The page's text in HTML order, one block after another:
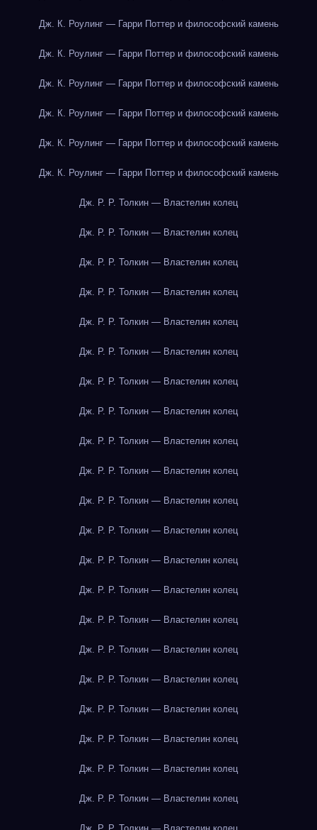
Дж. К. Роулинг — Гарри Поттер и философский камень
Дж. К. Роулинг — Гарри Поттер и философский камень
Дж. К. Роулинг — Гарри Поттер и философский камень
Дж. К. Роулинг — Гарри Поттер и философский камень
Дж. К. Роулинг — Гарри Поттер и философский камень
Дж. К. Роулинг — Гарри Поттер и философский камень
Дж. Р. Р. Толкин — Властелин колец
Дж. Р. Р. Толкин — Властелин колец
Дж. Р. Р. Толкин — Властелин колец
Дж. Р. Р. Толкин — Властелин колец
Дж. Р. Р. Толкин — Властелин колец
Дж. Р. Р. Толкин — Властелин колец
Дж. Р. Р. Толкин — Властелин колец
Дж. Р. Р. Толкин — Властелин колец
Дж. Р. Р. Толкин — Властелин колец
Дж. Р. Р. Толкин — Властелин колец
Дж. Р. Р. Толкин — Властелин колец
Дж. Р. Р. Толкин — Властелин колец
Дж. Р. Р. Толкин — Властелин колец
Дж. Р. Р. Толкин — Властелин колец
Дж. Р. Р. Толкин — Властелин колец
Дж. Р. Р. Толкин — Властелин колец
Дж. Р. Р. Толкин — Властелин колец
Дж. Р. Р. Толкин — Властелин колец
Дж. Р. Р. Толкин — Властелин колец
Дж. Р. Р. Толкин — Властелин колец
Дж. Р. Р. Толкин — Властелин колец